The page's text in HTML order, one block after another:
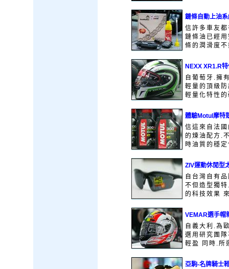
鏈條自動上油
信許多車友
鏈條油已經
條的潤滑度
NEXX XR1.R
自葡萄牙.擁
輕量的頂級
輕量化特性
體驗Motul摩特
信這來自法
的煉油配方.
時油質的穩
ZIV運動休閒型
自台灣自有
不但造型獨
的科技效果
VEMAR選手帽
自義大利.為
選用研究團
輕盈 同時.所
亞駒-名牌騎士